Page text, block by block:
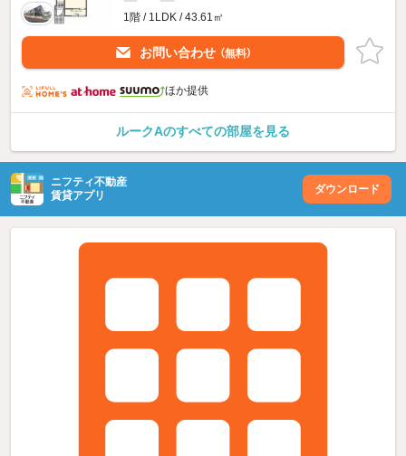
1階 / 1LDK / 43.61㎡
お問い合わせ （無料）
ほか提供
ルークAのすべての部屋を見る
ニフティ不動産
賃貸アプリ
ダウンロード